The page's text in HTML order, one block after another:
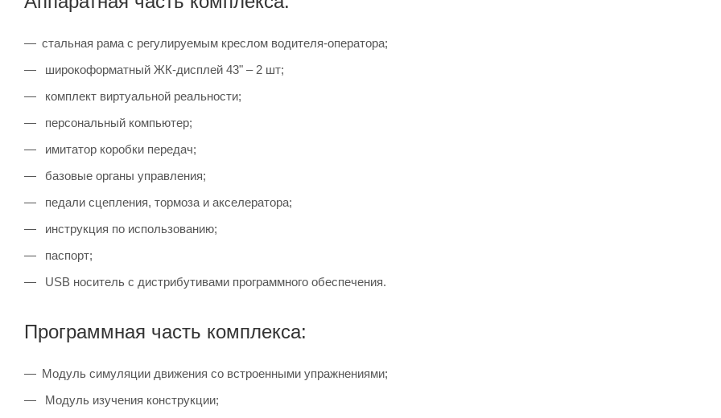
стальная рама с регулируемым креслом водителя-оператора;
широкоформатный ЖК-дисплей 43" – 2 шт;
комплект виртуальной реальности;
персональный компьютер;
имитатор коробки передач;
базовые органы управления;
педали сцепления, тормоза и акселератора;
инструкция по использованию;
паспорт;
USB носитель с дистрибутивами программного обеспечения.
Программная часть комплекса:
Модуль симуляции движения со встроенными упражнениями;
Модуль изучения конструкции;